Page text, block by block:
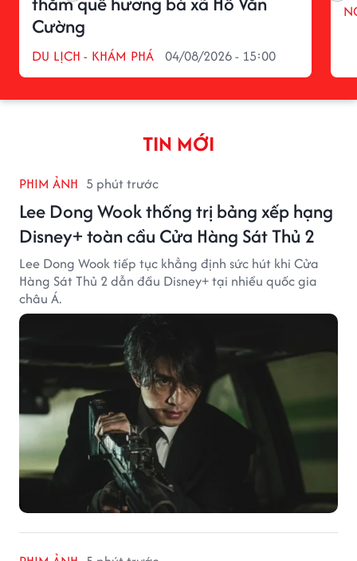
Cường
DU LỊCH - KHÁM PHÁ 04/08/2026 - 15:00
TIN MỚI
PHIM ẢNH 5 phút trước
Lee Dong Wook thống trị bảng xếp hạng
Disney+ toàn cầu Cửa Hàng Sát Thủ 2
Lee Dong Wook tiếp tục khẳng định sức hút khi Cửa
Hàng Sát Thủ 2 dẫn đầu Disney+ tại nhiều quốc gia
châu Á.